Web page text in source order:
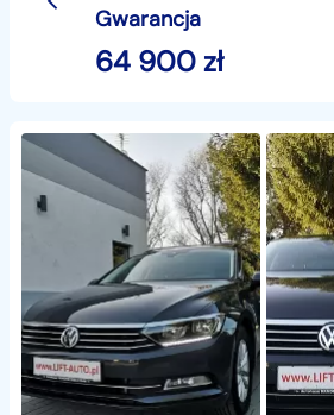
Gwarancja
64 900zł